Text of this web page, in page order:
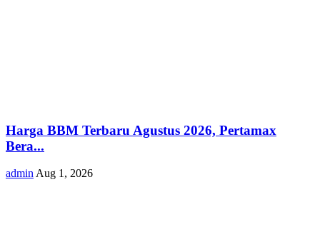
Harga BBM Terbaru Agustus 2026, Pertamax
Bera...
admin Aug 1, 2026